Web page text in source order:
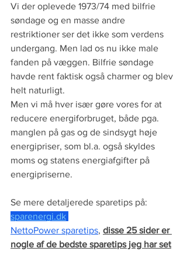
Vi der oplevede 1973/74 med bilfrie
søndage og en masse andre
restriktioner ser det ikke som verdens
undergang. Men lad os nu ikke male
fanden på væggen. Bilfrie søndage
havde rent faktisk også charmer og blev
helt naturligt.
Men vi må hver især gøre vores for at
reducere energiforbruget, både pga.
manglen på gas og de sindsygt høje
energipriser, som bl.a. også skyldes
moms og statens energiafgifter på
energipriserne.
Se mere detaljerede sparetips på:
sparenergi.dk
NettoPower sparetips, disse 25 sider er
nogle af de bedste sparetips jeg har set